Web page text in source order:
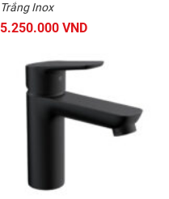
Trắng Inox
5.250.000 VND